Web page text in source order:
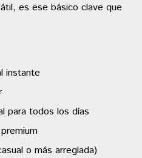
es ese básico clave que
instante
para todos los días
o más arreglada)